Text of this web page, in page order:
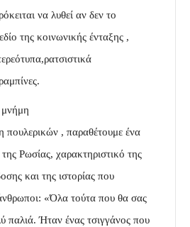
να λυθεί αν δεν το
της κοινωνικής ένταξης ,
μνήμη
πουλερικών , παραθέτουμε ένα
Ρωσίας, χαρακτηριστικό της
και της ιστορίας που
«Όλα τούτα που θα σας
παλιά. Ήταν ένας τσιγγάνος που